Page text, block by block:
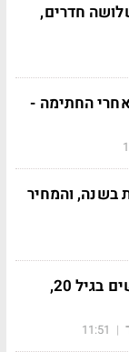
לשלושה חדרים,
אחרי החתימה -
עסקאות בשנה, והמחיר
פנסיה לפי עשור: מה עושים בגיל 20,
|
11:51